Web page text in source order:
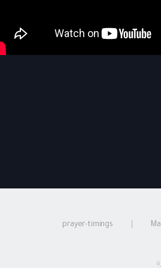
prayer-timings